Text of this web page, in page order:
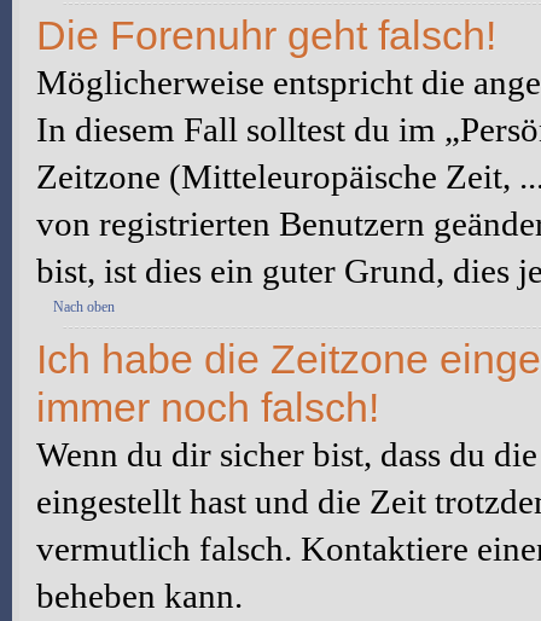
Die Forenuhr geht falsch!
Möglicherweise entspricht die
In diesem Fall solltest du im
Zeitzone (Mitteleuropäische Zeit,
von registrierten Benutzern
bist, ist dies ein guter Grund, dies
Nach oben
Ich habe die Zeitzone
immer noch falsch!
Wenn du dir sicher bist, dass du
eingestellt hast und die Zeit
vermutlich falsch. Kontaktiere
beheben kann.